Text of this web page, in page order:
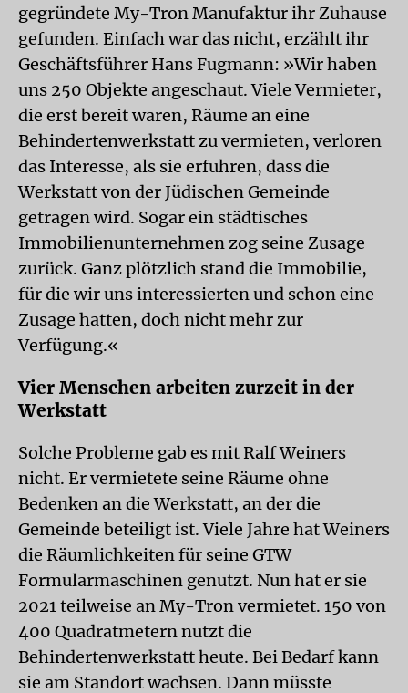
gegründete My-Tron Manufaktur ihr Zuhause
gefunden. Einfach war das nicht, erzählt ihr
Geschäftsführer Hans Fugmann: »Wir haben
uns 250 Objekte angeschaut. Viele Vermieter,
die erst bereit waren, Räume an eine
Behindertenwerkstatt zu vermieten, verloren
das Interesse, als sie erfuhren, dass die
Werkstatt von der Jüdischen Gemeinde
getragen wird. Sogar ein städtisches
Immobilienunternehmen zog seine Zusage
zurück. Ganz plötzlich stand die Immobilie,
für die wir uns interessierten und schon eine
Zusage hatten, doch nicht mehr zur
Verfügung.«
Vier Menschen arbeiten zurzeit in der
Werkstatt
Solche Probleme gab es mit Ralf Weiners
nicht. Er vermietete seine Räume ohne
Bedenken an die Werkstatt, an der die
Gemeinde beteiligt ist. Viele Jahre hat Weiners
die Räumlichkeiten für seine GTW
Formularmaschinen genutzt. Nun hat er sie
2021 teilweise an My-Tron vermietet. 150 von
400 Quadratmetern nutzt die
Behindertenwerkstatt heute. Bei Bedarf kann
sie am Standort wachsen. Dann müsste